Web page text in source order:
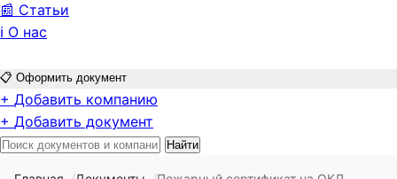
📰 Статьи
ℹ️ О нас
📋 Оформить документ
+ Добавить компанию
+ Добавить документ
Найти